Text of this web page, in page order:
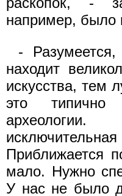
например, было
- Разумеется,
находит
искусства, тем
это типично
Приближается
мало. Нужно
У нас не было